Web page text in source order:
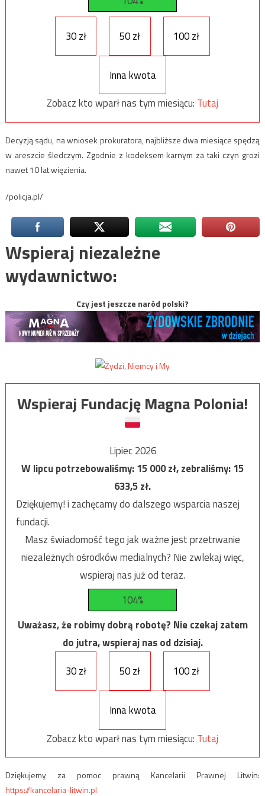
30 zł 50 zł 100 zł
Inna kwota
Zobacz kto wparł nas tym miesiącu: Tutaj
Decyzją sądu, na wniosek prokuratora, najbliższe dwa miesiące spędzą
w areszcie śledczym. Zgodnie z kodeksem karnym za taki czyn grozi
nawet 10 lat więzienia.
/policja.pl/
Wspieraj niezależne
wydawnictwo:
Czy jest jeszcze naród polski?
Wspieraj Fundację Magna Polonia!
Lipiec 2026
W lipcu potrzebowaliśmy:15 000zł, zebraliśmy:15
633,5zł.
Dziękujemy! i zachęcamy do dalszego wsparcia naszej
fundacji.
Masz świadomość tego jak ważne jest przetrwanie
niezależnych ośrodków medialnych? Nie zwlekaj więc,
wspieraj nas już od teraz.
104%
Uważasz, że robimy dobrą robotę? Nie czekaj zatem
do jutra, wspieraj nas od dzisiaj.
30 zł
50 zł 100 zł
Inna kwota
Zobacz kto wparł nas tym miesiącu: Tutaj
Dziękujemy za pomoc prawną Kancelarii Prawnej Litwin:
https://kancelaria-litwin.pl